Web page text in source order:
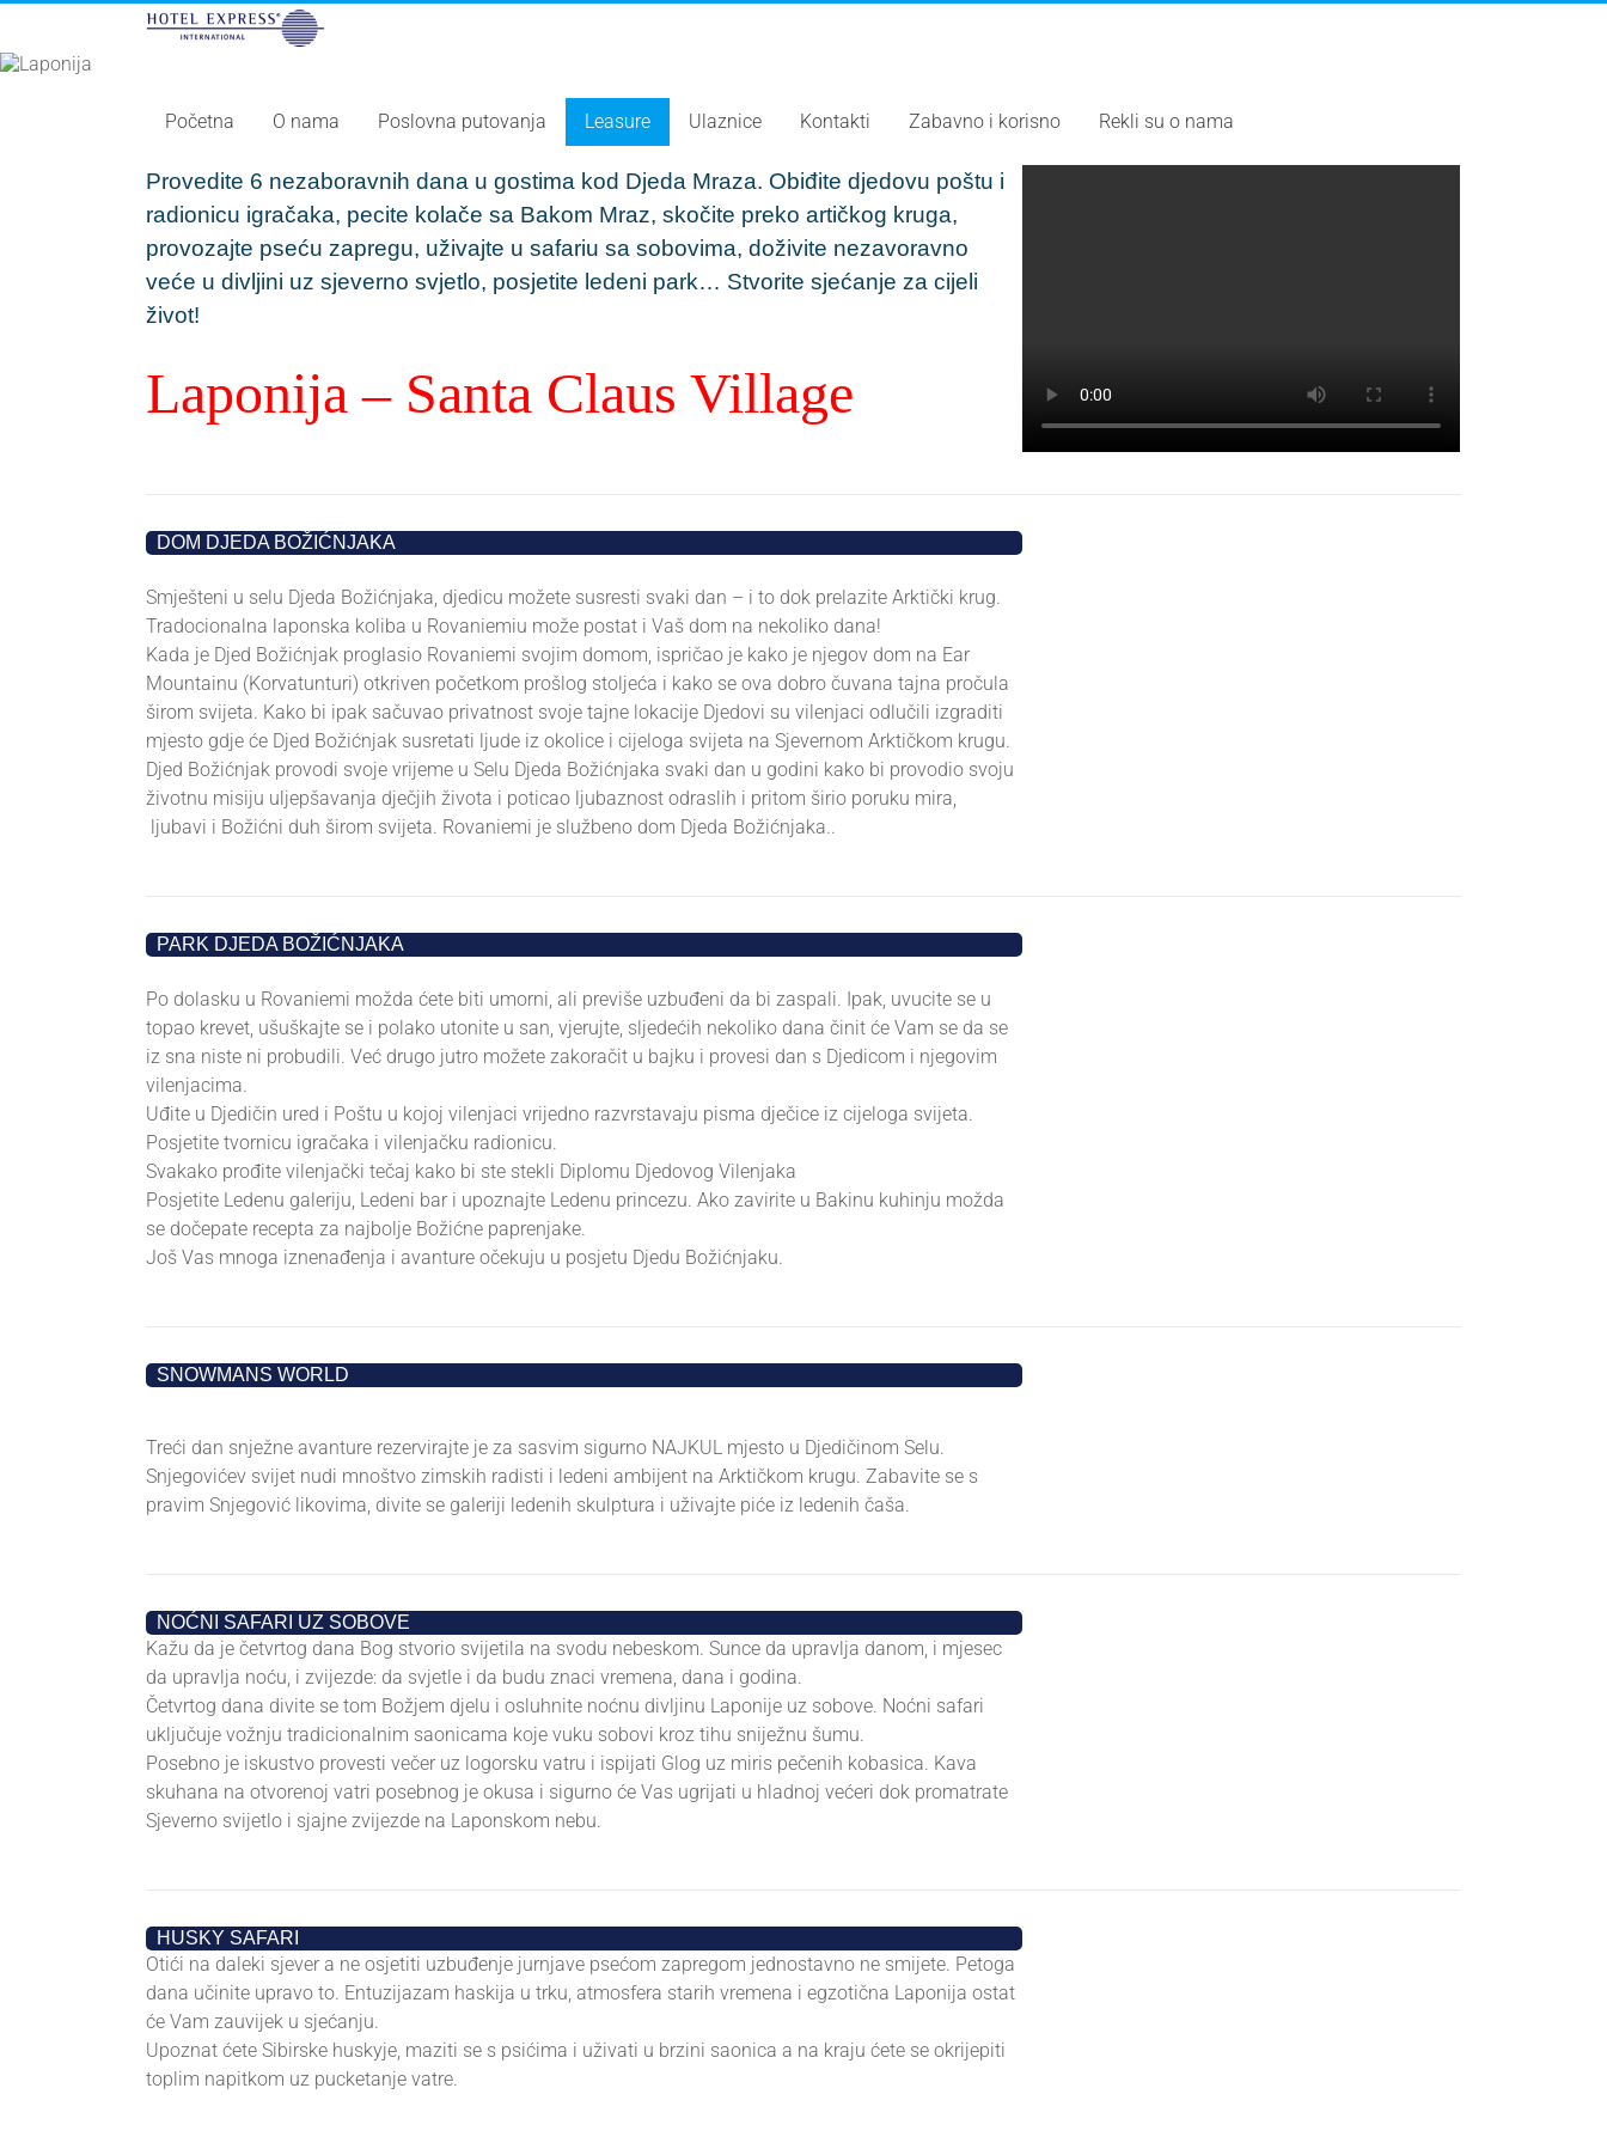
Početna O nama Poslovna putovanja Leasure Ulaznice Kontakti Zabavno i korisno Rekli su o nama
Provedite 6 nezaboravnih dana u gostima kod Djeda Mraza. Obiđite djedovu poštu i
radionicu igračaka, pecite kolače sa Bakom Mraz, skočite preko artičkog kruga,
provozajte pseću zapregu, uživajte u safariu sa sobovima, doživite nezavoravno
veće u divljini uz sjeverno svjetlo, posjetite ledeni park… Stvorite sjećanje za cijeli
život!
Laponija – Santa Claus Village
DOM DJEDA BOŽIĆNJAKA
Smješteni u selu Djeda Božićnjaka, djedicu možete susresti svaki dan – i to dok prelazite Arktički krug.
Tradocionalna laponska koliba u Rovaniemiu može postat i Vaš dom na nekoliko dana!
Kada je Djed Božićnjak proglasio Rovaniemi svojim domom, ispričao je kako je njegov dom na Ear
Mountainu (Korvatunturi) otkriven početkom prošlog stoljeća i kako se ova dobro čuvana tajna pročula
širom svijeta. Kako bi ipak sačuvao privatnost svoje tajne lokacije Djedovi su vilenjaci odlučili izgraditi
mjesto gdje će Djed Božićnjak susretati ljude iz okolice i cijeloga svijeta na Sjevernom Arktičkom krugu.
Djed Božićnjak provodi svoje vrijeme u Selu Djeda Božićnjaka svaki dan u godini kako bi provodio svoju
životnu misiju uljepšavanja dječjih života i poticao ljubaznost odraslih i pritom širio poruku mira,
ljubavi i Božićni duh širom svijeta. Rovaniemi je službeno dom Djeda Božićnjaka..
PARK DJEDA BOŽIĆNJAKA
Po dolasku u Rovaniemi možda ćete biti umorni, ali previše uzbuđeni da bi zaspali. Ipak, uvucite se u
topao krevet, ušuškajte se i polako utonite u san, vjerujte, sljedećih nekoliko dana činit će Vam se da se
iz sna niste ni probudili. Već drugo jutro možete zakoračit u bajku i provesi dan s Djedicom i njegovim
vilenjacima.
Uđite u Djedičin ured i Poštu u kojoj vilenjaci vrijedno razvrstavaju pisma dječice iz cijeloga svijeta.
Posjetite tvornicu igračaka i vilenjačku radionicu.
Svakako prođite vilenjački tečaj kako bi ste stekli Diplomu Djedovog Vilenjaka
Posjetite Ledenu galeriju, Ledeni bar i upoznajte Ledenu princezu. Ako zavirite u Bakinu kuhinju možda
se dočepate recepta za najbolje Božićne paprenjake.
Još Vas mnoga iznenađenja i avanture očekuju u posjetu Djedu Božićnjaku.
SNOWMANS WORLD
Treći dan snježne avanture rezervirajte je za sasvim sigurno NAJKUL mjesto u Djedičinom Selu.
Snjegovićev svijet nudi mnoštvo zimskih radisti i ledeni ambijent na Arktičkom krugu. Zabavite se s
pravim Snjegović likovima, divite se galeriji ledenih skulptura i uživajte piće iz ledenih čaša.
NOĆNI SAFARI UZ SOBOVE
Kažu da je četvrtog dana Bog stvorio svijetila na svodu nebeskom. Sunce da upravlja danom, i mjesec
da upravlja noću, i zvijezde: da svjetle i da budu znaci vremena, dana i godina.
Četvrtog dana divite se tom Božjem djelu i osluhnite noćnu divljinu Laponije uz sobove. Noćni safari
uključuje vožnju tradicionalnim saonicama koje vuku sobovi kroz tihu sniježnu šumu.
Posebno je iskustvo provesti večer uz logorsku vatru i ispijati Glog uz miris pečenih kobasica. Kava
skuhana na otvorenoj vatri posebnog je okusa i sigurno će Vas ugrijati u hladnoj većeri dok promatrate
Sjeverno svijetlo i sjajne zvijezde na Laponskom nebu.
HUSKY SAFARI
Otići na daleki sjever a ne osjetiti uzbuđenje jurnjave psećom zapregom jednostavno ne smijete. Petoga
dana učinite upravo to. Entuzijazam haskija u trku, atmosfera starih vremena i egzotična Laponija ostat
će Vam zauvijek u sjećanju.
Upoznat ćete Sibirske huskyje, maziti se s psićima i uživati u brzini saonica a na kraju ćete se okrijepiti
toplim napitkom uz pucketanje vatre.